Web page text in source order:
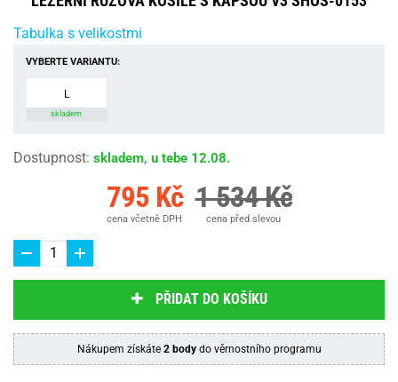
Tabulka s velikostmi
VYBERTE VARIANTU:
L
skladem
Dostupnost: skladem, u tebe 12.08.
795 Kč
cena včetně DPH
1 534 Kč
cena před slevou
PŘIDAT DO KOŠÍKU
Nákupem získáte 2 bodydo věrnostního programu